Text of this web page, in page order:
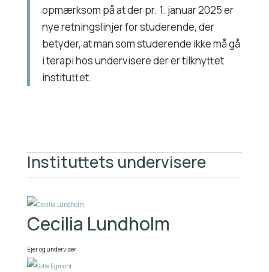
opmærksom på at der pr. 1. januar 2025 er
nye retningslinjer for studerende, der
betyder, at man som studerende ikke må gå
i terapi hos undervisere der er tilknyttet
instituttet.
Instituttets undervisere
Cecilia Lundholm
Ejer og underviser